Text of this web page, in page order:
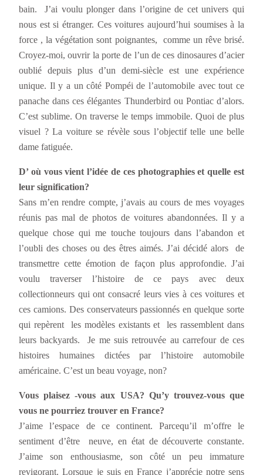
bain. J’ai voulu plonger dans l’origine de cet univers qui
nous est si étranger. Ces voitures aujourd’hui soumises à la
force , la végétation sont poignantes, comme un rêve brisé.
Croyez-moi, ouvrir la porte de l’un de ces dinosaures d’acier
oublié depuis plus d’un demi-siècle est une expérience
unique. Il y a un côté Pompéi de l’automobile avec tout ce
panache dans ces élégantes Thunderbird ou Pontiac d’alors.
C’est sublime. On traverse le temps immobile. Quoi de plus
visuel ? La voiture se révèle sous l’objectif telle une belle
dame fatiguée.
D’ où vous vient l’idée de ces photographies et quelle est
leur signification?
Sans m’en rendre compte, j’avais au cours de mes voyages
réunis pas mal de photos de voitures abandonnées. Il y a
quelque chose qui me touche toujours dans l’abandon et
l’oubli des choses ou des êtres aimés. J’ai décidé alors de
transmettre cette émotion de façon plus approfondie. J’ai
voulu traverser l’histoire de ce pays avec deux
collectionneurs qui ont consacré leurs vies à ces voitures et
ces camions. Des conservateurs passionnés en quelque sorte
qui repèrent les modèles existants et les rassemblent dans
leurs backyards. Je me suis retrouvée au carrefour de ces
histoires humaines dictées par l’histoire automobile
américaine. C’est un beau voyage, non?
Vous plaisez -vous aux USA? Qu’y trouvez-vous que
vous ne pourriez trouver en France?
J’aime l’espace de ce continent. Parcequ’il m’offre le
sentiment d’être neuve, en état de découverte constante.
J’aime son enthousiasme, son côté un peu immature
revigorant. Lorsque je suis en France j’apprécie notre sens